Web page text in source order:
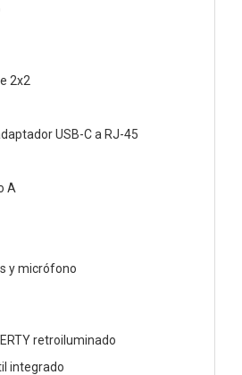
2x2
USB-C a RJ-45
A
y micrófono
retroiluminado
integrado